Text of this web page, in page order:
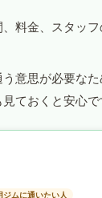
料金、スタッ
意思が必要な
ておくと安心で
ジムに通いたい人